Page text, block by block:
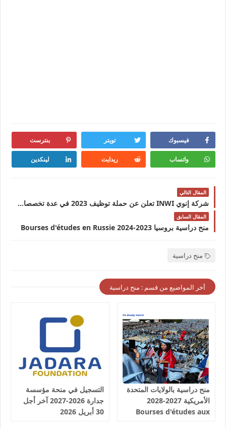
فيسبوك تويتر بنترست
واتساب ريدايت لينكدين
المقال التالي
شركة إنوي INWI تعلن عن حملة توظيف 2023 في عدة تخصصات 34 منصب
المقال السابق
منح دراسية بروسيا 2023-2024 Bourses d'études en Russie
منح دراسية
أخر المواضيع من قسم : منح دراسية
منح دراسية بالولايات المتحدة
الأمريكية 2027-2028
Bourses d'études aux
التسجيل في منحة مؤسسة
جدارة 2026-2027 آخر أجل
30 أبريل 2026